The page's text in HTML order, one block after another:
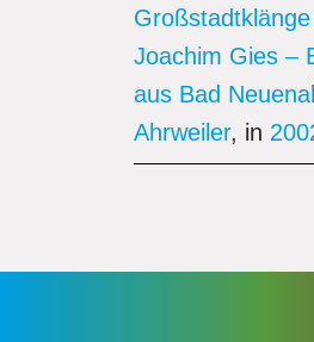
Joachim Gies –
aus Bad
Ahrweiler, in